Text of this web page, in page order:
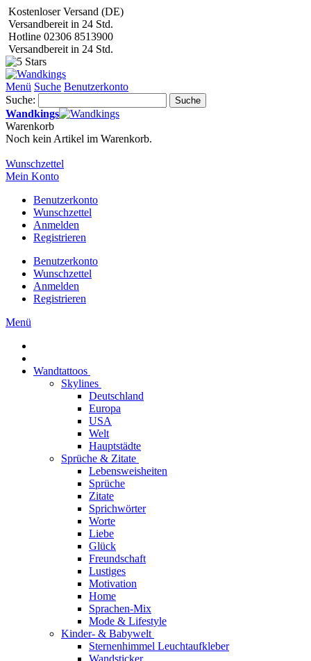
Kostenloser Versand (DE)
Versandbereit in 24 Std.
Hotline 02306 8513900
Versandbereit in 24 Std.
Menü Suche Benutzerkonto
Suche:
Suche
Wandkings
Warenkorb
Noch kein Artikel im Warenkorb.
Wunschzettel
Mein Konto
Benutzerkonto
Wunschzettel
Anmelden
Registrieren
Benutzerkonto
Wunschzettel
Anmelden
Registrieren
Menü
Wandtattoos
Skylines
Deutschland
Europa
USA
Welt
Hauptstädte
Sprüche & Zitate
Lebensweisheiten
Sprüche
Zitate
Sprichwörter
Worte
Liebe
Glück
Freundschaft
Lustiges
Motivation
Home
Sprachen-Mix
Mode & Lifestyle
Kinder- & Babywelt
Sternenhimmel Leuchtaufkleber
Wandsticker